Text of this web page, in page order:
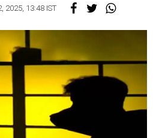
2025, 13:48 IST